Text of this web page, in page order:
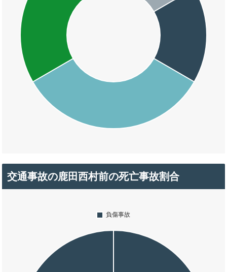
交通事故の鹿田西村前の死亡事故割合